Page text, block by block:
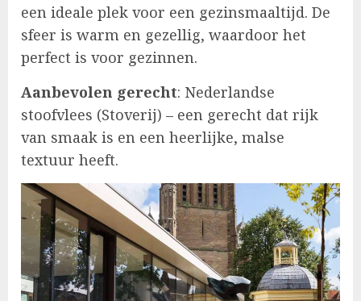
een ideale plek voor een gezinsmaaltijd. De
sfeer is warm en gezellig, waardoor het
perfect is voor gezinnen.
Aanbevolen gerecht: Nederlandse
stoofvlees (Stoverij) – een gerecht dat rijk
van smaak is en een heerlijke, malse
textuur heeft.